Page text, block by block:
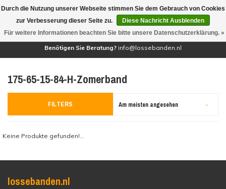
(0)
Benötigen Sie Beratung? info@lossebanden.nl
175-65-15-84-H-Zomerband
FILTERS Am meisten angesehen
Keine Produkte gefunden!...
lossebanden.nl
Durch die Nutzung unserer Webseite stimmen Sie dem Gebrauch von Cookies
zur Verbesserung dieser Seite zu.
Diese Nachricht Ausblenden
Für weitere Informationen beachten Sie bitte unsere Datenschutzerklärung. »